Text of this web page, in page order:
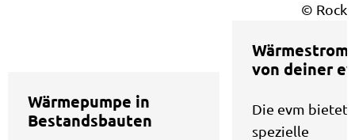
Wärmepumpe in
Bestandsbauten
©
Wärmestrom
von deiner
​Die evm bietet
spezielle